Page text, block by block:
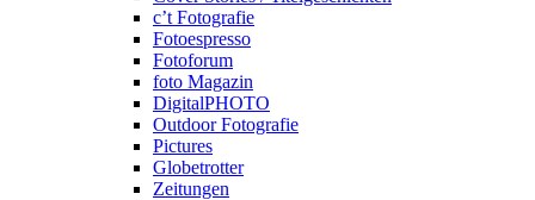
c’t Fotografie
Fotoespresso
Fotoforum
foto Magazin
DigitalPHOTO
Outdoor Fotografie
Pictures
Globetrotter
Zeitungen